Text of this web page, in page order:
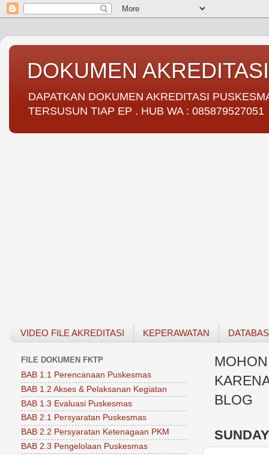
DOKUMEN
DAPATKAN DOKUMEN AKREDITASI
TERSUSUN TIAP EP . HUB WA : 085879527051
VIDEO FILE AKREDITASI KEPERAWATAN
BLOG
FILE DOKUMEN FKTP
BAB 1.1 Perencanaan Puskesmas
BAB 1.2 Akses & Pelaksanan Kegiatan
BAB 1.3 Evaluasi Puskesmas
BAB 2.1 Persyaratan Puskesmas
BAB 2.2 Persyaratan Ketenagaan PKM
BAB 2.3 Pengelolaan Puskesmas